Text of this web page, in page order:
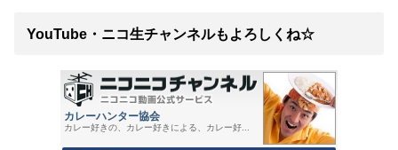
YouTube・ニコ生チャンネルもよろしくね☆